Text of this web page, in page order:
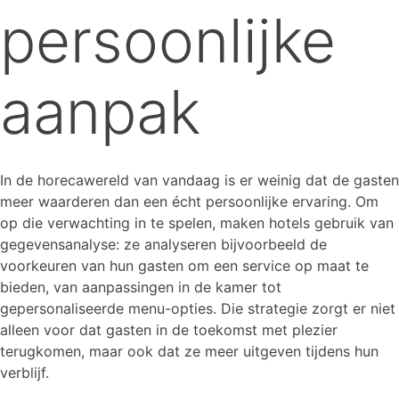
persoonlijke
aanpak
In de horecawereld van vandaag is er weinig dat de gasten
meer waarderen dan een écht persoonlijke ervaring. Om
op die verwachting in te spelen, maken hotels gebruik van
gegevensanalyse: ze analyseren bijvoorbeeld de
voorkeuren van hun gasten om een service op maat te
bieden, van aanpassingen in de kamer tot
gepersonaliseerde menu-opties. Die strategie zorgt er niet
alleen voor dat gasten in de toekomst met plezier
terugkomen, maar ook dat ze meer uitgeven tijdens hun
verblijf.